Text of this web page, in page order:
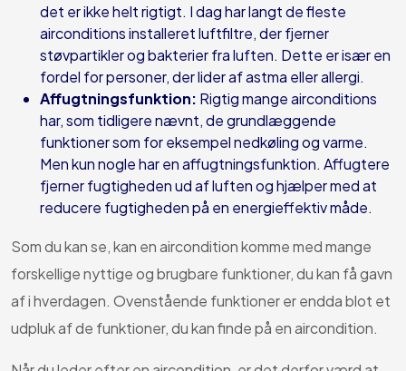
det er ikke helt rigtigt. I dag har langt de fleste
airconditions installeret luftfiltre, der fjerner
støvpartikler og bakterier fra luften. Dette er især en
fordel for personer, der lider af astma eller allergi.
Affugtningsfunktion: Rigtig mange airconditions
har, som tidligere nævnt, de grundlæggende
funktioner som for eksempel nedkøling og varme.
Men kun nogle har en affugtningsfunktion. Affugtere
fjerner fugtigheden ud af luften og hjælper med at
reducere fugtigheden på en energieffektiv måde.
Som du kan se, kan en aircondition komme med mange
forskellige nyttige og brugbare funktioner, du kan få gavn
af i hverdagen. Ovenstående funktioner er endda blot et
udpluk af de funktioner, du kan finde på en aircondition.